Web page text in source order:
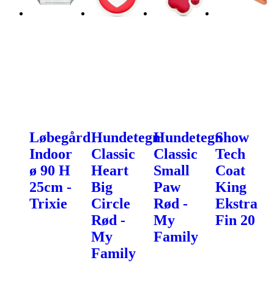
Løbegård
Indoor
ø 90 H
25cm -
Trixie
Hundetegn
Classic
Heart
Big
Circle
Rød -
My
Family
Hundetegn
Classic
Small
Paw
Rød -
My
Family
Show
Tech
Coat
King
Ekstra
Fin 20